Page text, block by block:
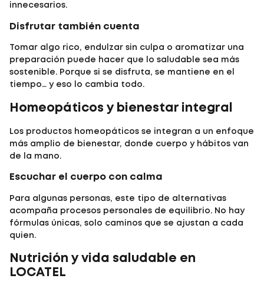
innecesarios.
Disfrutar también cuenta
Tomar algo rico, endulzar sin culpa o aromatizar una
preparación puede hacer que lo saludable sea más
sostenible. Porque si se disfruta, se mantiene en el
tiempo… y eso lo cambia todo.
Homeopáticos y bienestar integral
Los productos homeopáticos se integran a un enfoque
más amplio de bienestar, donde cuerpo y hábitos van
de la mano.
Escuchar el cuerpo con calma
Para algunas personas, este tipo de alternativas
acompaña procesos personales de equilibrio. No hay
fórmulas únicas, solo caminos que se ajustan a cada
quien.
Nutrición y vida saludable en
LOCATEL